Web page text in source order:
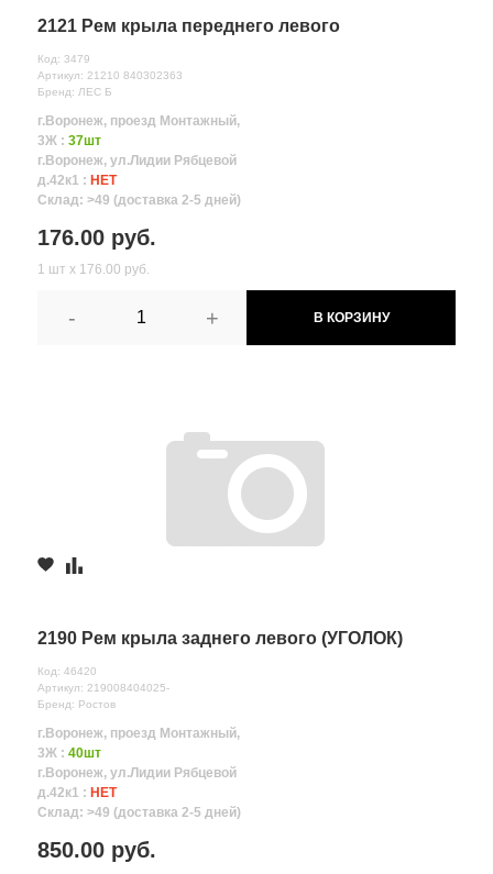
2121 Рем крыла переднего левого
Код: 3479
Артикул: 21210 840302363
Бренд: ЛЕС Б
г.Воронеж, проезд Монтажный,
3Ж : 37шт
г.Воронеж, ул.Лидии Рябцевой
д.42к1 : НЕТ
Склад: >49 (доставка 2-5 дней)
176.00 руб.
1 шт х 176.00 руб.
- + В КОРЗИНУ
2190 Рем крыла заднего левого (УГОЛОК)
Код: 46420
Артикул: 219008404025-
Бренд: Ростов
г.Воронеж, проезд Монтажный,
3Ж : 40шт
г.Воронеж, ул.Лидии Рябцевой
д.42к1 : НЕТ
Склад: >49 (доставка 2-5 дней)
850.00 руб.